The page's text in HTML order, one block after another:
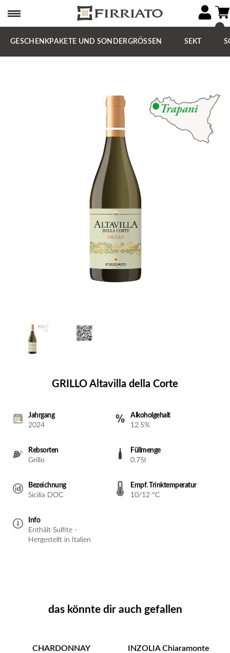
GESCHENKPAKETE UND SONDERGRÖSSEN SEKT
GRILLO Altavilla della Corte
Jahrgang
2024
Alkoholgehalt
12.5%
Rebsorten
Grillo
Füllmenge
0.75l
Bezeichnung
Sicilia DOC
Empf. Trinktemperatur
10/12 °C
Info
Enthält Sulfite -
Hergestellt in Italien
das könnte dir auch gefallen
CHARDONNAY
INZOLIA Chiaramonte